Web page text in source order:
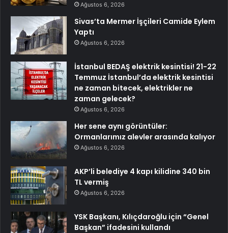
Ağustos 6, 2026
Sivas’ta Mermer İşçileri Camide Eylem
Yaptı
Ağustos 6, 2026
İstanbul BEDAŞ elektrik kesintisi! 21-22
Temmuz İstanbul’da elektrik kesintisi
ne zaman bitecek, elektrikler ne
zaman gelecek?
Ağustos 6, 2026
Her sene aynı görüntüler:
Ormanlarımız alevler arasında kalıyor
Ağustos 6, 2026
AKP’li belediye 4 kapı kilidine 340 bin
TL vermiş
Ağustos 6, 2026
YSK Başkanı, Kılıçdaroğlu için “Genel
Başkan” ifadesini kullandı